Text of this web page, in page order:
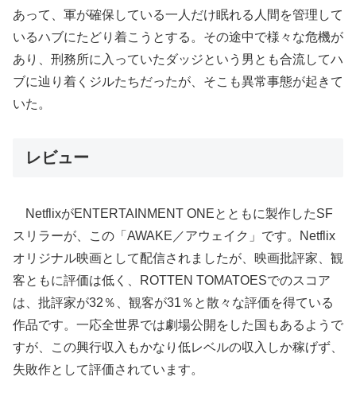
あって、軍が確保している一人だけ眠れる人間を管理して
いるハブにたどり着こうとする。その途中で様々な危機が
あり、刑務所に入っていたダッジという男とも合流してハ
ブに辿り着くジルたちだったが、そこも異常事態が起きて
いた。
レビュー
NetflixがENTERTAINMENT ONEとともに製作したSF
スリラーが、この「AWAKE／アウェイク」です。Netflix
オリジナル映画として配信されましたが、映画批評家、観
客ともに評価は低く、ROTTEN TOMATOESでのスコア
は、批評家が32％、観客が31％と散々な評価を得ている
作品です。一応全世界では劇場公開をした国もあるようで
すが、この興行収入もかなり低レベルの収入しか稼げず、
失敗作として評価されています。